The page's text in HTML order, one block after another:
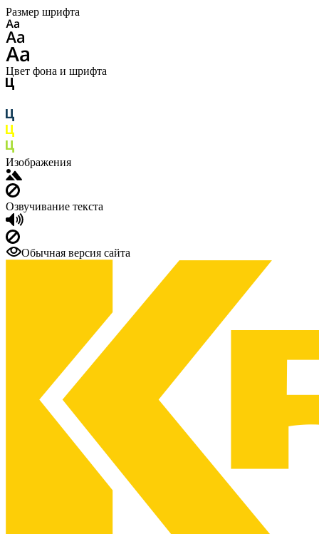
Размер шрифта
Цвет фона и шрифта
Изображения
Озвучивание текста
Обычная версия сайта